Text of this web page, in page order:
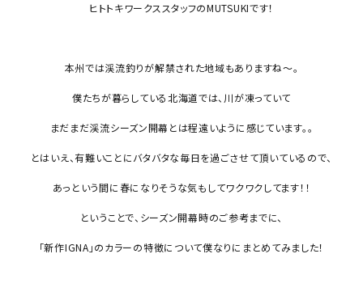
ヒトトキワークススタッフのMUTSUKIです！
本州では渓流釣りが解禁された地域もありますね〜。
僕たちが暮らしている北海道では、川が凍っていて
まだまだ渓流シーズン開幕とは程遠いように感じています。。
とはいえ、有難いことにバタバタな毎日を過ごさせて頂いているので、
あっという間に春になりそうな気もしてワクワクしてます！！
ということで、シーズン開幕時のご参考までに、
「新作IGNA」のカラーの特徴について僕なりにまとめてみました！